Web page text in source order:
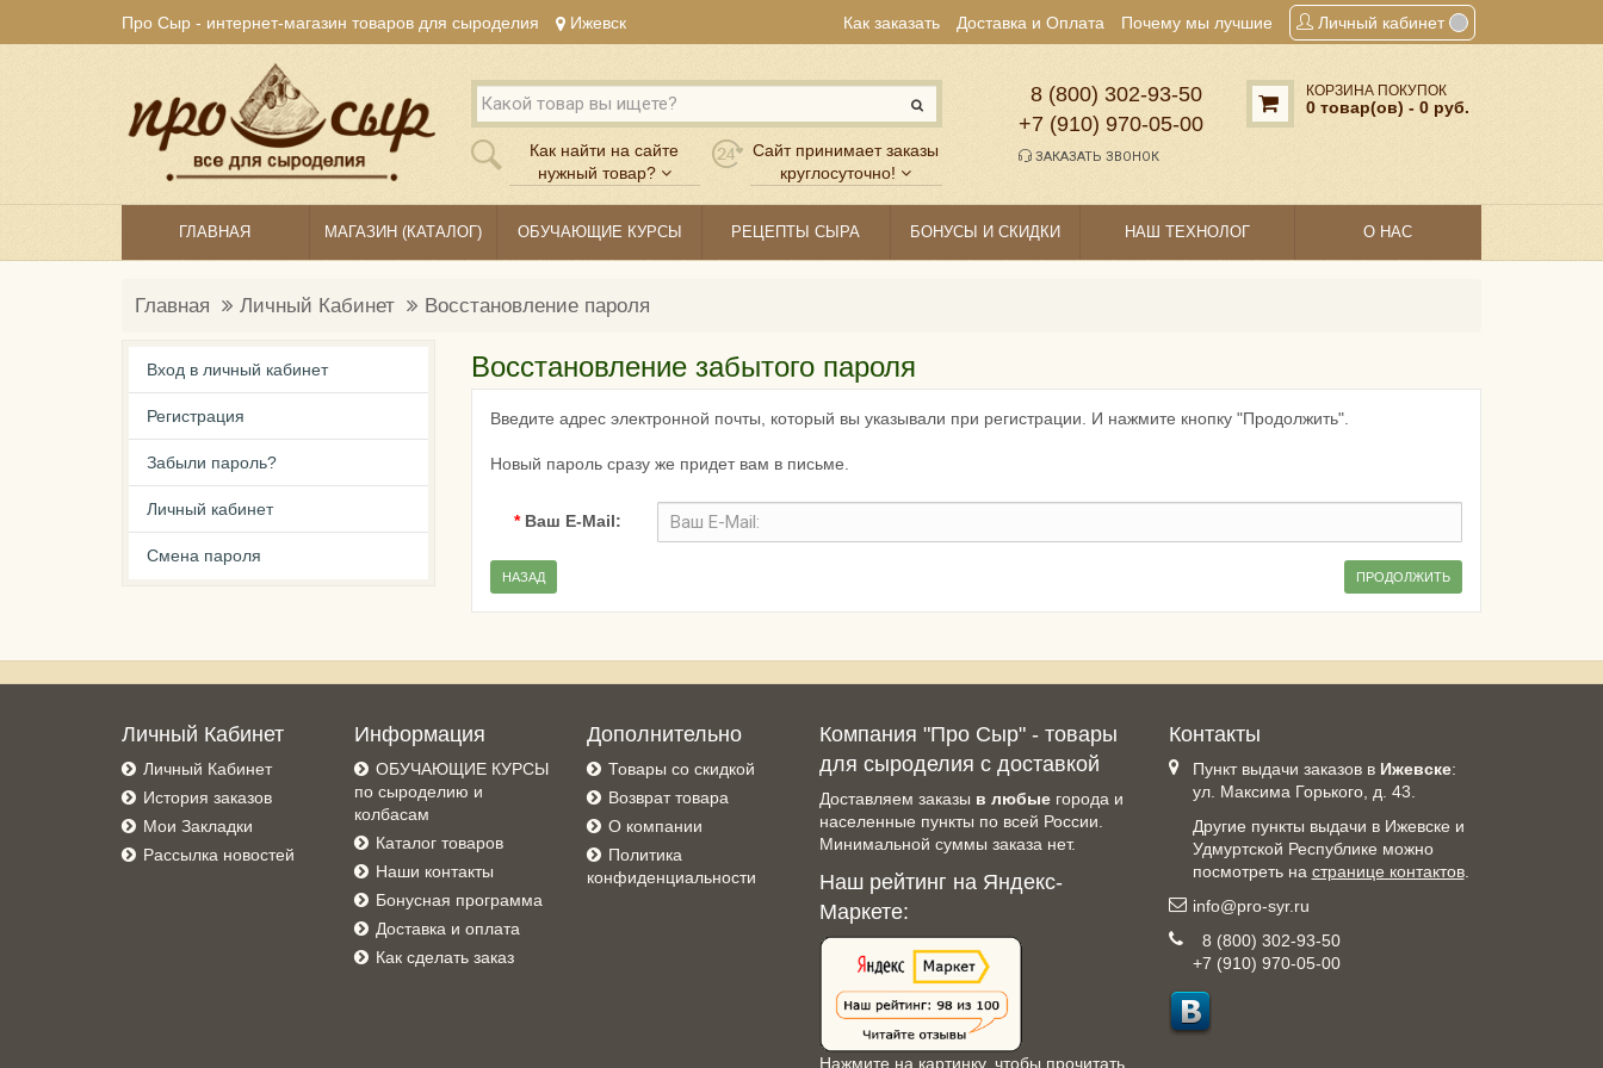
Про Сыр - интернет-магазин товаров для сыроделия Ижевск Как заказать Доставка и Оплата Почему мы лучшие Личный кабинет
Как найти на сайте
нужный товар?
Сайт принимает заказы
круглосуточно!
8 (800) 302‑93‑50
+7 (910) 970‑05‑00
ЗАКАЗАТЬ ЗВОНОК
КОРЗИНА ПОКУПОК
0 товар(ов) - 0 руб.
ГЛАВНАЯ МАГАЗИН (КАТАЛОГ) ОБУЧАЮЩИЕ КУРСЫ РЕЦЕПТЫ СЫРА БОНУСЫ И СКИДКИ НАШ ТЕХНОЛОГ О НАС
Главная Личный Кабинет Восстановление пароля
Вход в личный кабинет
Регистрация
Забыли пароль?
Личный кабинет
Смена пароля
Восстановление забытого пароля
Введите адрес электронной почты, который вы указывали при регистрации. И нажмите кнопку "Продолжить".
Новый пароль сразу же придет вам в письме.
Ваш E-Mail:
НАЗАД
Личный Кабинет
Личный Кабинет
История заказов
Мои Закладки
Рассылка новостей
Информация
ОБУЧАЮЩИЕ КУРСЫ
по сыроделию и
колбасам
Каталог товаров
Наши контакты
Бонусная программа
Доставка и оплата
Как сделать заказ
Дополнительно
Товары со скидкой
Возврат товара
О компании
Политика
конфиденциальности
Компания "Про Сыр" - товары
для сыроделия с доставкой
Доставляем заказы в любые города и
населенные пункты по всей России.
Минимальной суммы заказа нет.
Наш рейтинг на Яндекс-
Маркете:
Нажмите на картинку, чтобы прочитать
Контакты
Пункт выдачи заказов в Ижевске:
ул. Максима Горького, д. 43.
Другие пункты выдачи в Ижевске и
Удмуртской Республике можно
посмотреть на странице контактов.
info@pro-syr.ru
8 (800) 302-93-50
+7 (910) 970-05-00